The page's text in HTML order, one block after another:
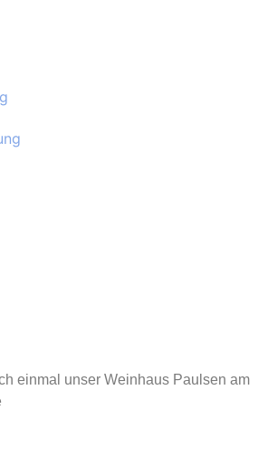
einmal unser Weinhaus Paulsen am